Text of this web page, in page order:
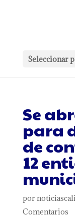
Seleccionar
Se
para
de
12
por
Comentarios